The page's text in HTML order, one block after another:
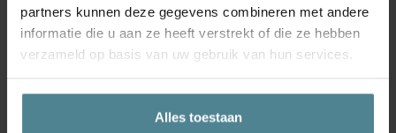
partners kunnen deze gegevens combineren met andere
informatie die u aan ze heeft verstrekt of die ze hebben
verzameld op basis van uw gebruik van hun services.
Alles toestaan
bijstaan in ontslagprocedures.
Aan bod komt:
Ontbinding ex 7:669 lid 3 c-h BW;
Transitievergoeding;